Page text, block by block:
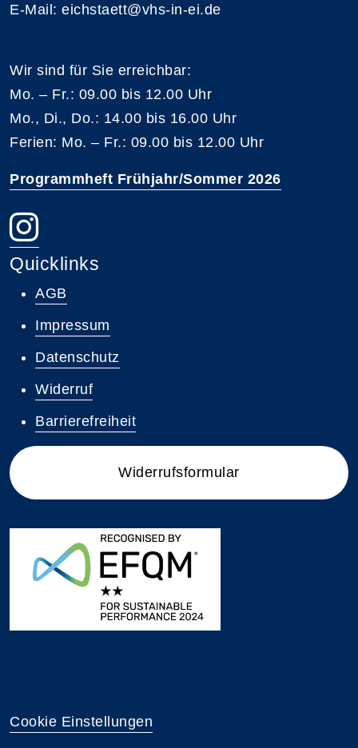
E-Mail: eichstaett@vhs-in-ei.de
Wir sind für Sie erreichbar:
Mo. – Fr.: 09.00 bis 12.00 Uhr
Mo., Di., Do.: 14.00 bis 16.00 Uhr
Ferien: Mo. – Fr.: 09.00 bis 12.00 Uhr
Programmheft Frühjahr/Sommer 2026
Quicklinks
AGB
Impressum
Datenschutz
Widerruf
Barrierefreiheit
Widerrufsformular
Cookie Einstellungen